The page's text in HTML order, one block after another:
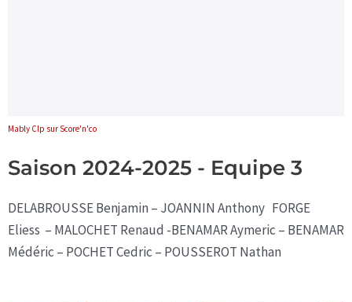
Mably Clp sur Score'n'co
Saison 2024-2025 - Equipe 3
DELABROUSSE Benjamin – JOANNIN Anthony FORGE
Eliess – MALOCHET Renaud -BENAMAR Aymeric – BENAMAR
Médéric – POCHET Cedric – POUSSEROT Nathan